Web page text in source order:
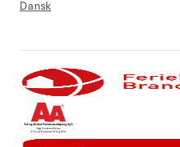
Dansk